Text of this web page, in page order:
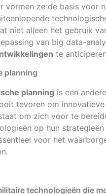
ze de basis voor
niet alleen het gebruik
van big data-
te
planning
planning is een
tevoren om
om zich voor te
op hun strategieën
voor het
technologieën die